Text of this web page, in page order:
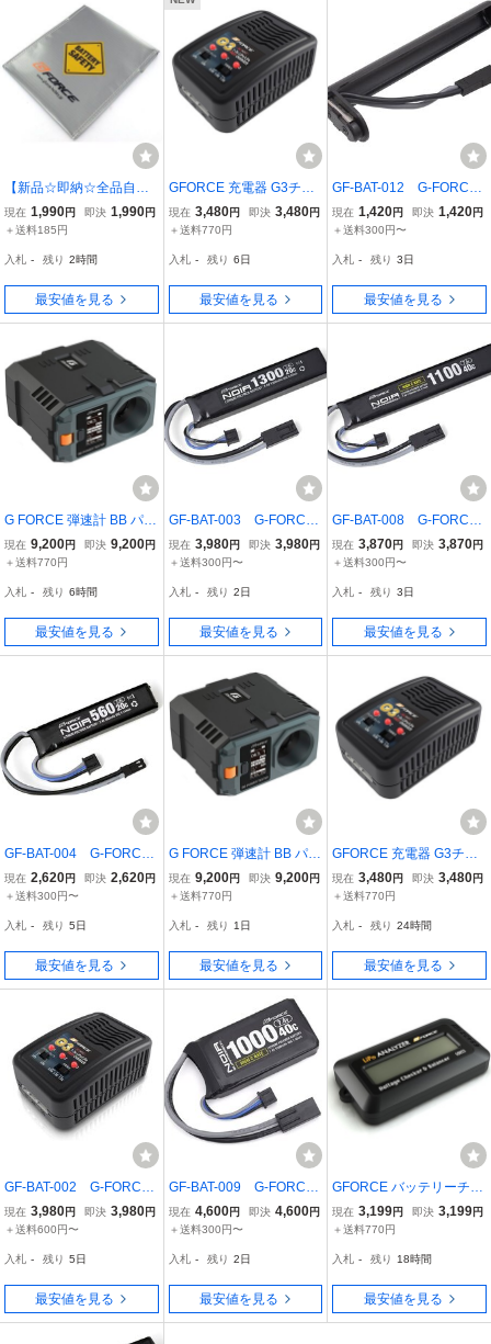
【新品☆即納☆全品自店
在庫】G-FORCE Lipo BA
G リポバッグ 【品番：G0
現在 1,990円 即決 1,990円
＋送料185円
入札 - 残り 2時間
最安値を見る
GFORCE 充電器 G3チャ
ージャー LiPo/LiFe 両対
応 G0018 ジーフォース G
現在 3,480円 即決 3,480円
＋送料770円
入札 - 残り 6日
最安値を見る
GF-BAT-012 G-FORCE
Noir電動サブマシンガン
用 変換コネクタ
現在 1,420円 即決 1,420円
＋送料300円〜
入札 - 残り 3日
最安値を見る
G FORCE 弾速計 BB パワ
ーテスター 初速/ジュー
ル/サイクル測定 三脚付 G
ース
現在 9,200円 即決 9,200円
＋送料770円
入札 - 残り 6時間
最安値を見る
GF-BAT-003 G-FORCE
Noir LiPo 7.4V 1300mAh
20C 次世代バッファチュ
現在 3,980円 即決 3,980円
＋送料300円〜
入札 - 残り 2日
最安値を見る
GF-BAT-008 G-FORCE
Noir Suppression LiPo 7.
4V 1100mAh 40C ストッ
ポバッテリー/優れた放電
特性/G-フォースプ
現在 3,870円 即決 3,870円
＋送料300円〜
入札 - 残り 3日
最安値を見る
GF-BAT-004 G-FORCE
Noir LiPo 7.4V 560mAh
電動ハンドガン用
現在 2,620円 即決 2,620円
＋送料300円〜
入札 - 残り 5日
最安値を見る
G FORCE 弾速計 BB パワ
ーテスター 初速/ジュー
ル/サイクル測定 三脚付 G
ース
現在 9,200円 即決 9,200円
＋送料770円
入札 - 残り 1日
最安値を見る
GFORCE 充電器 G3チャ
ージャー LiPo/LiFe 両対
応 G0018 ジーフォース G
現在 3,480円 即決 3,480円
＋送料770円
入札 - 残り 24時間
最安値を見る
GF-BAT-002 G-FORCE
G3 CHARGER
現在 3,980円 即決 3,980円
＋送料600円〜
入札 - 残り 5日
最安値を見る
GF-BAT-009 G-FORCE
Noir Suppression LiPo 7.
4V 1000mAh 40C PEQイ
現在 4,600円 即決 4,600円
＋送料300円〜
入札 - 残り 2日
最安値を見る
GFORCE バッテリーチェ
ッカー Lipo ANALYZER
電圧チェッカー&バランサ
現在 3,199円 即決 3,199円
＋送料770円
入札 - 残り 18時間
最安値を見る